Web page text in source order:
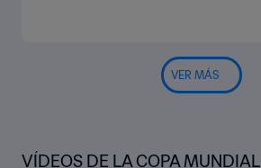
VER MÁS
VÍDEOS DE LA COPA MUNDIAL